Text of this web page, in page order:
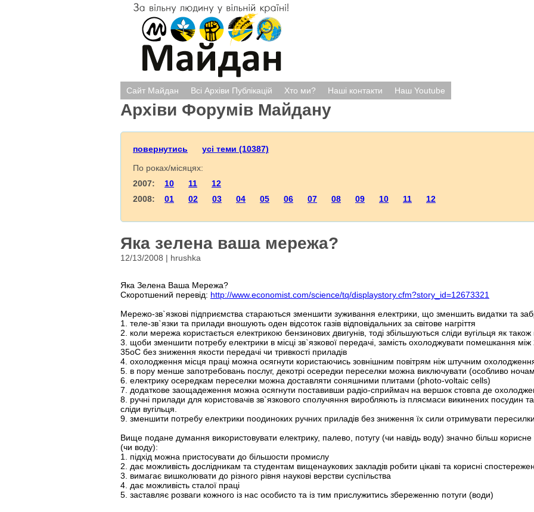
Сайт Майдан Всі Архіви Публікацій Хто ми? Наші контакти Наш Youtube
Архіви Форумів Майдану
повернутись
усі теми (10387)
По роках/місяцях:
2007: 10 11
12
2008: 01 02 03 04 05 06 07 08 09 10 11 12
Яка зелена ваша мережа?
12/13/2008 | hrushka
Яка Зелена Ваша Мережа?
Скоротшений перевід: http://www.economist.com/science/tq/displaystory.cfm?story_id=12673321
Мережо-зв`язкові підприємства стараються зменшити зуживання електрики, що зменшить видатки та
1. теле-зв`язки та прилади вношують оден відсоток газів відповідальних за світове нагріття
2. коли мережа користається електрикою бензинових двигунів, тоді збільшуються сліди вугільця як також
3. щоби зменшити потребу електрики в місці зв`язкової передачі, замість охолоджувати помешкання
35оC без зниження якости передачі чи тривкості приладів
4. охолодження місця праці можна осягнути користаючись зовнішним повітрям ніж штучним
5. в пору менше запотребовань послуг, декотрі осередки переселки можна виключувати (особливо
6. електрику осередкам переселки можна доставляти соняшними плитами (photo-voltaic cells)
7. додаткове заощадеження можна осягнути поставивши радіо-сприймач на вершок стовпа де
8. ручні прилади для користовачів зв`язкового сполучяння виробляють із плясмаси викинених посудин
сліди вугільця.
9. зменшити потребу електрики поодиноких ручних приладів без зниження їх сили отримувати пересилки.
Вище подане думання використовувати електрику, палево, потугу (чи навідь воду) значно більш корисне
(чи воду):
1. підхід можна пристосувати до більшости промислу
2. дає можливість дослідникам та студентам вищенаукових закладів робити цікаві та корисні
3. вимагає вишколювати до різного рівня наукові верстви суспільства
4. дає можливість сталої праці
5. заставляє розваги кожного із нас особисто та із тим прислужитись збереженню потуги (води)